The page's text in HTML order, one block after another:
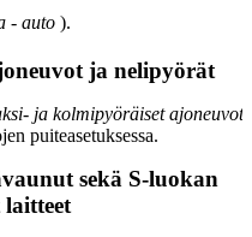
- auto ).
ja nelipyörät
ja kolmipyöräiset ajoneuvot
puiteasetuksessa.
sekä S-luokan
laitteet